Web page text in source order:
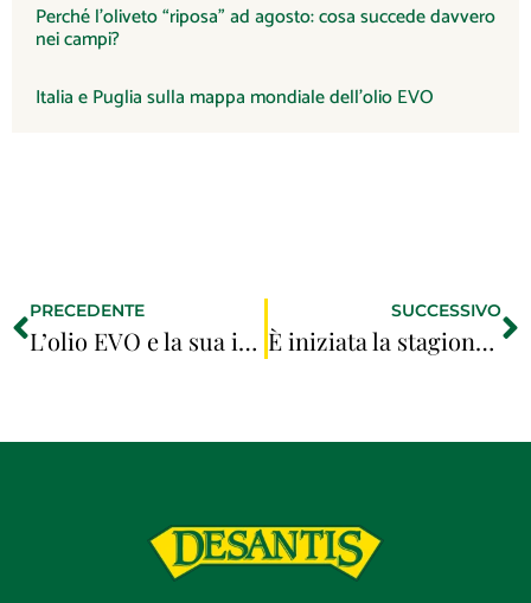
Perché l’oliveto “riposa” ad agosto: cosa succede davvero
nei campi?
Italia e Puglia sulla mappa mondiale dell’olio EVO
PRECEDENTE
L’olio EVO e la sua importanza per la salute del cuore
SUCCESSIVO
È iniziata la stagione degli asparagi: una ricetta semplice che esalta il gusto con l’olio extravergine d’oliva